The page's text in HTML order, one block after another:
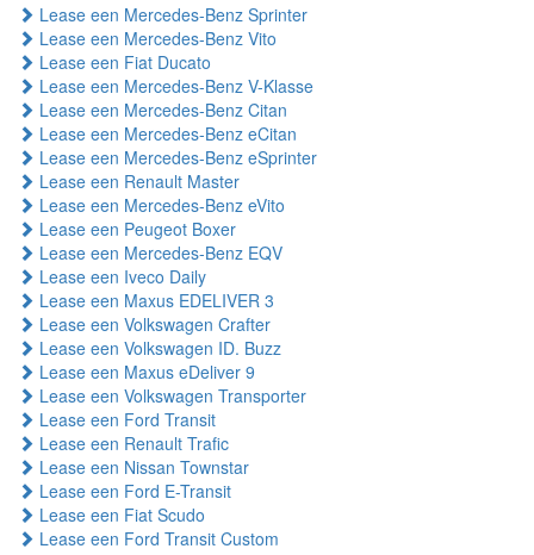
Lease een Mercedes-Benz Sprinter
Lease een Mercedes-Benz Vito
Lease een Fiat Ducato
Lease een Mercedes-Benz V-Klasse
Lease een Mercedes-Benz Citan
Lease een Mercedes-Benz eCitan
Lease een Mercedes-Benz eSprinter
Lease een Renault Master
Lease een Mercedes-Benz eVito
Lease een Peugeot Boxer
Lease een Mercedes-Benz EQV
Lease een Iveco Daily
Lease een Maxus EDELIVER 3
Lease een Volkswagen Crafter
Lease een Volkswagen ID. Buzz
Lease een Maxus eDeliver 9
Lease een Volkswagen Transporter
Lease een Ford Transit
Lease een Renault Trafic
Lease een Nissan Townstar
Lease een Ford E-Transit
Lease een Fiat Scudo
Lease een Ford Transit Custom